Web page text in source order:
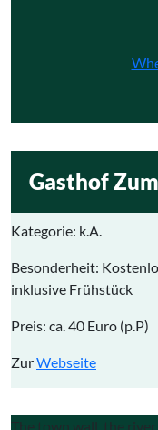
Gasthof
Kategorie: k.A.
Besonderheit:
inklusive Frühstück
Preis: ca. 40 Euro (p.P)
ZurWebseite
The town wall, the